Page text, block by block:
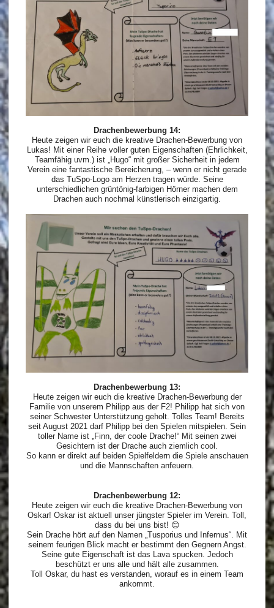
Drachenbewerbung 14:
Heute zeigen wir euch die kreative Drachen-Bewerbung von
Lukas! Mit einer Reihe voller guten Eigenschaften (Ehrlichkeit,
Teamfähig uvm.) ist „Hugo“ mit großer Sicherheit in jedem
Verein eine fantastische Bereicherung, – wenn er nicht gerade
das TuSpo-Logo am Herzen tragen würde. Seine
unterschiedlichen grüntönig-farbigen Hörner machen dem
Drachen auch nochmal künstlerisch einzigartig.
Drachenbewerbung 13:
Heute zeigen wir euch die kreative Drachen-Bewerbung der
Familie von unserem Philipp aus der F2! Philipp hat sich von
seiner Schwester Unterstützung geholt. Tolles Team! Bereits
seit August 2021 darf Philipp bei den Spielen mitspielen. Sein
toller Name ist „Finn, der coole Drache!“ Mit seinen zwei
Gesichtern ist der Drache auch ziemlich cool.
So kann er direkt auf beiden Spielfeldern die Spiele anschauen
und die Mannschaften anfeuern.
Drachenbewerbung 12:
Heute zeigen wir euch die kreative Drachen-Bewerbung von
Oskar! Oskar ist aktuell unser jüngster Spieler im Verein. Toll,
dass du bei uns bist! 😊
Sein Drache hört auf den Namen „Tusporius und Infernus“. Mit
seinem feurigen Blick macht er bestimmt den Gegnern Angst.
Seine gute Eigenschaft ist das Lava spucken. Jedoch
beschützt er uns alle und hält alle zusammen.
Toll Oskar, du hast es verstanden, worauf es in einem Team
ankommt.